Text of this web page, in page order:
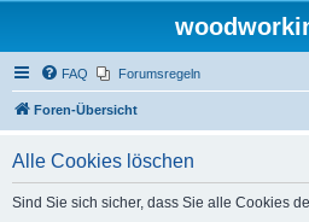
FAQ Forumsregeln
Foren-Übersicht
Alle Cookies löschen
Sind Sie sich sicher, dass Sie alle Cookies